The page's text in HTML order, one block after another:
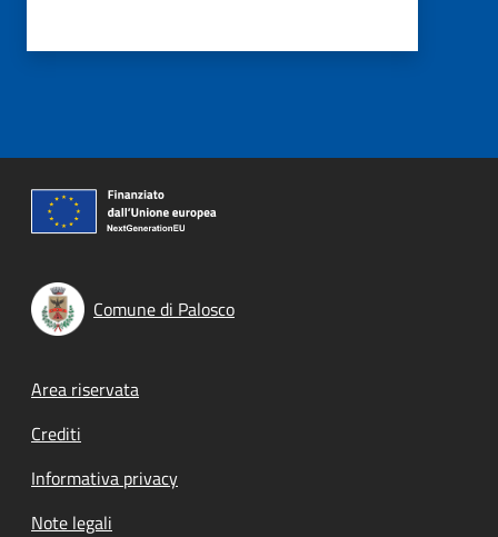
Comune di Palosco
Footer menu
Area riservata
Crediti
Informativa privacy
Note legali